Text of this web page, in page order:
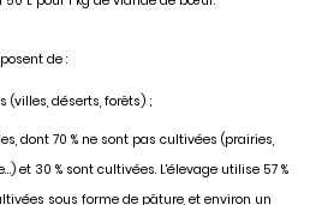
de :
(villes, déserts, forêts) ;
dont 70 % ne sont pas cultivées (prairies,
et 30 % sont cultivées. L'élevage utilise 57 %
sous forme de pâture, et environ un